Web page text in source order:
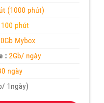
(1000 phút)
100 phút
Mybox
: 2Gb/ ngày
ngày
1ngày)